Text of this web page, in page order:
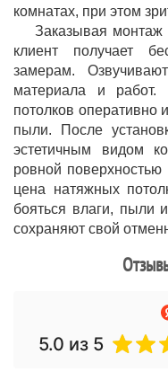
комнатах, при этом
Заказывая монтаж
клиент получает
замерам.
материала и работ.
потолков оперативно
пыли. После
эстетичным видом
ровной поверхностью
цена натяжных
бояться влаги, пыли
сохраняют свой
5.0 из 5